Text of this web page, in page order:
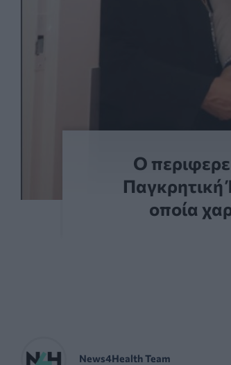
Ο
Παγκρητική
οποία
News4Health Team